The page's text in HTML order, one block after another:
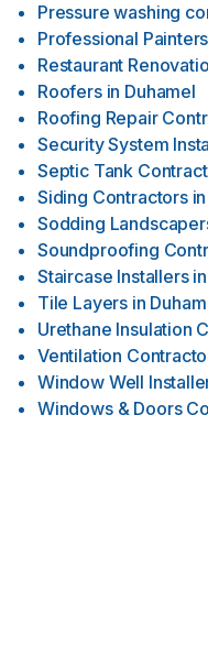
Pressure washing
Professional Painters
Restaurant
Roofers in Duhamel
Roofing Repair
Security System
Septic Tank
Siding Contractors in
Sodding
Soundproofing
Staircase Installers in
Tile Layers in
Urethane Insulation
Ventilation
Window Well
Windows & Doors